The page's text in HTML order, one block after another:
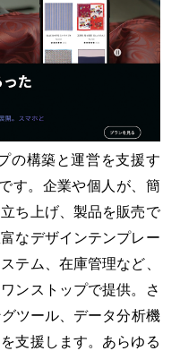
の構築と運営を支援す
す。企業や個人が、簡
ち上げ、製品を販売で
なデザインテンプレー
テム、在庫管理など、
ンストップで提供。さ
ツール、データ分析機
支援します。あらゆる